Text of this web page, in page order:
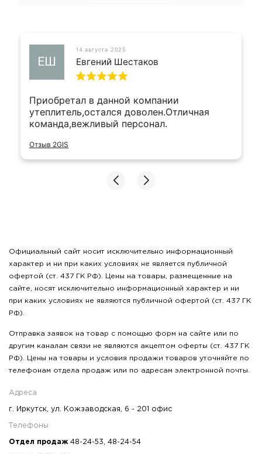
ЕШ
14 августа 2025
Евгений Шестаков
Приобретал в данной компании
утеплитель,остался доволен.Отличная
команда,вежливый персонал.
Отзыв 2GIS
Официальный сайт носит исключительно информационный
характер и ни при каких условиях не является публичной
офертой (ст. 437 ГК РФ). Цены на товары, размещенные на
сайте, носят исключительно информационный характер и ни
при каких условиях не являются публичной офертой (ст. 437 ГК
РФ).
Отправка заявок на товар с помощью форм на сайте или по
другим каналам связи не являются акцептом оферты (ст. 437 ГК
РФ). Цены на товары и условия продажи товаров уточняйте по
телефонам отдела продаж или по адресам электронной почты.
Адреса
г. Иркутск, ул. Кожзаводская, 6 - 201 офис
Телефоны
Отдел продаж 48-24-53 48-24-54